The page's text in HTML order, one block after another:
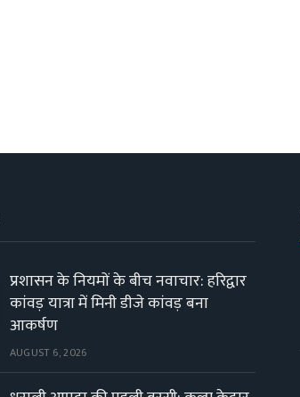
प्रशासन के नियमों के बीच नवाचार: हरिद्वार
कांवड़ यात्रा में मिनी डीजे कांवड़ बना
आकर्षण
AUGUST 6, 2026